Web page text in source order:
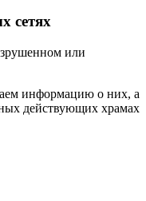
сетях
или
информацию о них, а
действующих храмах